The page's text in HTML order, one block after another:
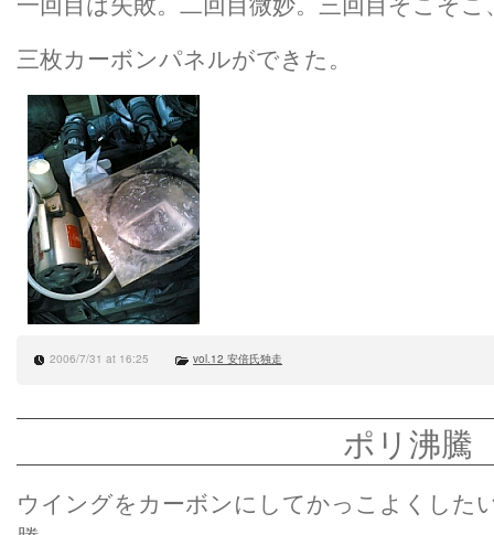
三枚カーボンパネルができた。
2006/7/31 at 16:25 vol.12 安倍氏独走
ポリ沸騰
ウイングをカーボンにしてかっこよくした